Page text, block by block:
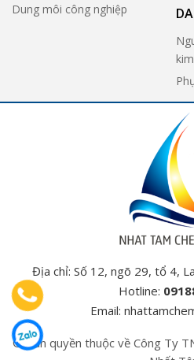
Dung môi công nghiệp
kim
Địa chỉ: Số 12, ngõ 29, tổ 4,
Hotline:
Email:
© Bản quyền thuộc về Công Ty